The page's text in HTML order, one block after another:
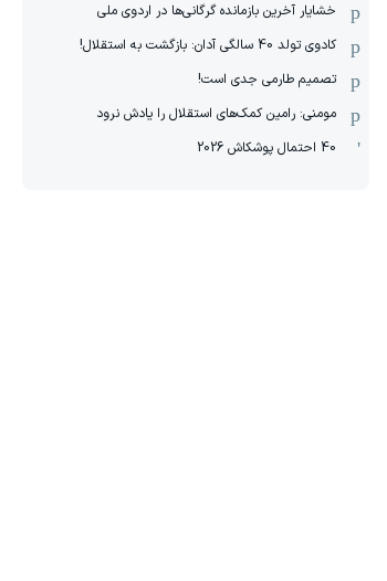
خشایار آخرین بازمانده گرگانی‌ها در اردوی ملی
کادوی تولد 40 سالگی آدان: بازگشت به استقلال!
تصمیم طارمی جدی است!
مومنی: رامین کمک‌های استقلال را یادش نرود
40 احتمال پوشکاش 2026